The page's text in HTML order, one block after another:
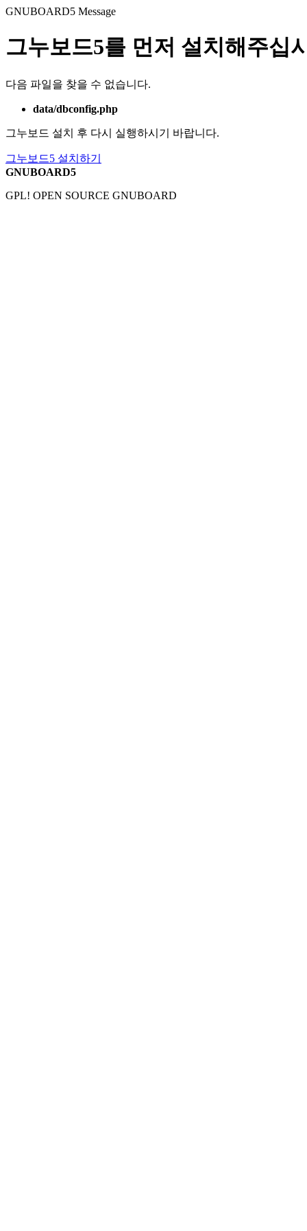
GNUBOARD5 Message
그누보드5를 먼저 설치해주십
다음 파일을 찾을 수 없습니다.
data/dbconfig.php
그누보드 설치 후 다시 실행하시기 바랍니다.
그누보드5 설치하기
GNUBOARD5
GPL! OPEN SOURCE GNUBOARD